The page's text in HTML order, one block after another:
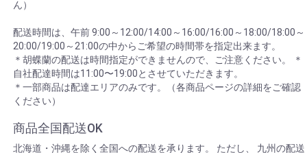
ん）
配送時間は、午前 9:00～12:00/14:00～16:00/16:00～18:00/18:00～
20:00/19:00～21:00の中からご希望の時間帯を指定出来ます。
＊胡蝶蘭の配送は時間指定ができませんので、ご注意ください。 ＊
自社配達時間は11:00〜19:00とさせていただきます。
＊一部商品は配達エリアのみです。（各商品ページの詳細をご確認
ください）
商品全国配送OK
北海道・沖縄を除く全国への配送を承ります。 ただし、 九州の配送